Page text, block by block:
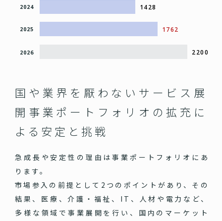
1428
2024
1762
2025
2200
2026
国や業界を厭わないサービス展
開 事業ポートフォリオの拡充に
よる安定と挑戦
急成長や安定性の理由は事業ポートフォリオにあ
ります。
市場参入の前提として2つのポイントがあり、その
結果、医療、介護・福祉、IT、人材や電力など、
多様な領域で事業展開を行い、国内のマーケット